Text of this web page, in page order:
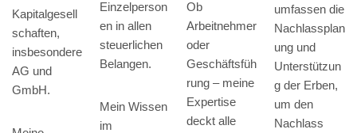
Kapitalgesell
schaften,
insbesondere
AG und
GmbH.
Einzelperson
en in allen
steuerlichen
Belangen.
Mein Wissen
im
Ob
Arbeitnehmer
oder
Geschäftsfüh
rung – meine
Expertise
deckt alle
umfassen die
Nachlassplan
ung und
Unterstützun
g der Erben,
um den
Nachlass